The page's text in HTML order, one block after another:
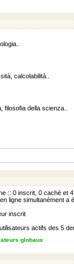
calcolabilità..
filosofia della scienza..
:: 0 inscrit, 0 caché et
ligne simultanément a
inscrit
actifs des 5
globaux